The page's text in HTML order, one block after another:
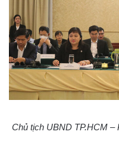
Chủ tịch UBND TP.HCM –